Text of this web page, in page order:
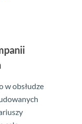
w obsłudze